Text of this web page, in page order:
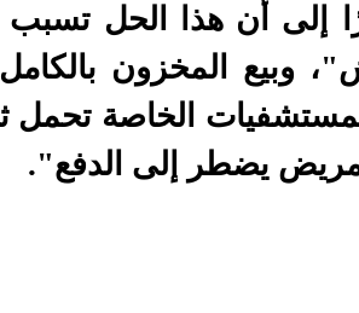
إلى أن هذا الحل تسبب
وبيع المخزون
المستشفيات الخاصة
يضطر إلى الدفع".